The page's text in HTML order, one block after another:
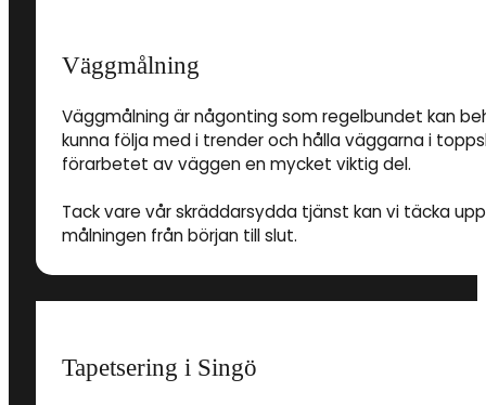
Väggmålning
Väggmålning är någonting som regelbundet kan
kunna följa med i trender och hålla väggarna i
förarbetet av väggen en mycket viktig del.
Tack vare vår skräddarsydda tjänst kan vi täcka
målningen från början till slut.
Tapetsering i Singö